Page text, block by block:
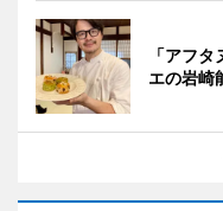
「アフ
エの岩崎